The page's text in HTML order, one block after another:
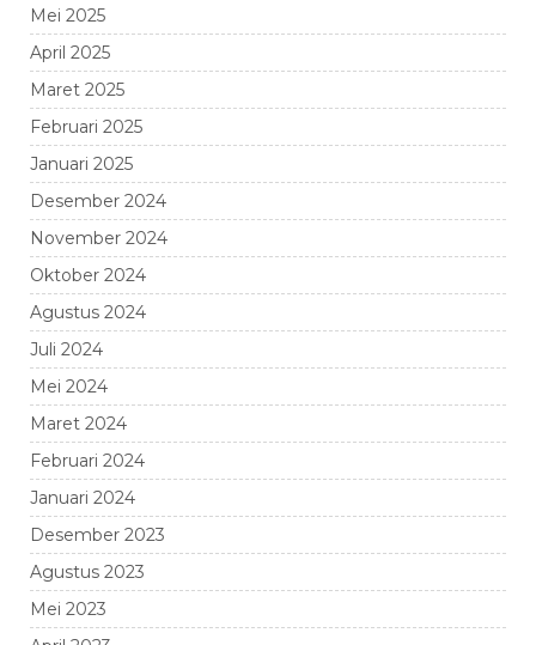
Mei 2025
April 2025
Maret 2025
Februari 2025
Januari 2025
Desember 2024
November 2024
Oktober 2024
Agustus 2024
Juli 2024
Mei 2024
Maret 2024
Februari 2024
Januari 2024
Desember 2023
Agustus 2023
Mei 2023